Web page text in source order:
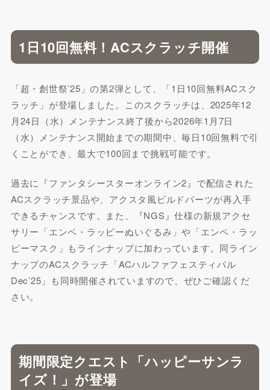
1日10回無料！ACスクラッチ開催
「超・創世祭’25」の第2弾として、「1日10回無料ACスク
ラッチ」が登場しました。このスクラッチは、2025年12
月24日（水）メンテナンス終了後から2026年1月7日
（水）メンテナンス開始までの期間中、毎日10回無料で引
くことができ、最大で100回まで挑戦可能です。
過去に『ファンタシースターオンライン2』で配信された
ACスクラッチ景品や、アクスタ風ビルドパーツが再入手
できるチャンスです。また、『NGS』仕様の新規アクセ
サリー「エンペ・ラッピーぬいぐるみ」や「エンペ・ラッ
ピーマスク」もラインナップに加わっています。同ライン
ナップのACスクラッチ「ACハルファフェスティバル
Dec’25」も同時開催されていますので、ぜひご確認くだ
さい。
期間限定クエスト「ハッピーサンラ
イズ！」が登場